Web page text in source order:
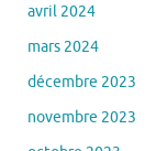
avril 2024
mars 2024
décembre 2023
novembre 2023